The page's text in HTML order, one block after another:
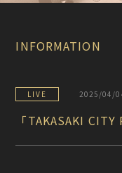
INFORMATION
LIVE 2025/04/
「TAKASAKI